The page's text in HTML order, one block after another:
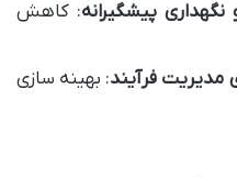
پیشگیرانه: کاهش
مدیریت فرآیند: بهینه سازی